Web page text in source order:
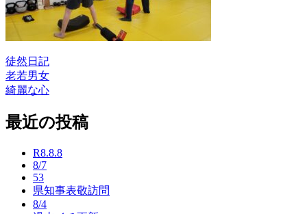
徒然日記
投
稿
ナ
老若男女
綺麗な心
最近の投稿
R8.8.8
8/7
53
県知事表敬訪問
8/4